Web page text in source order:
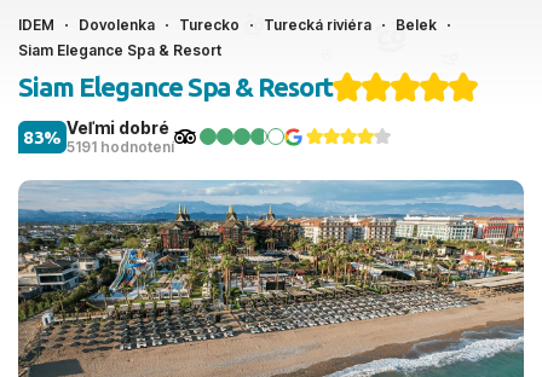
IDEM Dovolenka Turecko Turecká riviéra
Belek
Siam Elegance Spa & Resort
Siam Elegance Spa & Resort
Veľmi dobré
5191 hodnotení
83%